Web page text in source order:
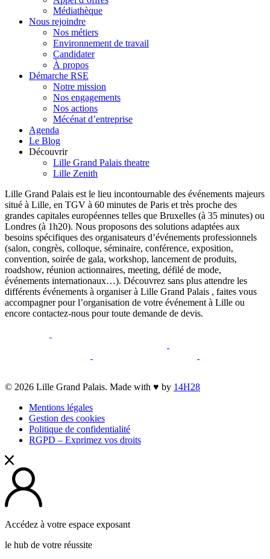
Médiathèque
Nous rejoindre
Nos métiers
Environnement de travail
Candidater
À propos
Démarche RSE
Notre mission
Nos engagements
Nos actions
Mécénat d’entreprise
Agenda
Le Blog
Découvrir
Lille Grand Palais theatre
Lille Zenith
Lille Grand Palais est le lieu incontournable des événements majeurs
situé à Lille, en TGV à 60 minutes de Paris et très proche des
grandes capitales européennes telles que Bruxelles (à 35 minutes) ou
Londres (à 1h20). Nous proposons des solutions adaptées aux
besoins spécifiques des organisateurs d’événements professionnels
(salon, congrès, colloque, séminaire, conférence, exposition,
convention, soirée de gala, workshop, lancement de produits,
roadshow, réunion actionnaires, meeting, défilé de mode,
événements internationaux…). Découvrez sans plus attendre les
différents événements à organiser à Lille Grand Palais , faites vous
accompagner pour l’organisation de votre événement à Lille ou
encore contactez-nous pour toute demande de devis.
window
window
new
© 2026 Lille Grand Palais. Made with ♥ by 14H28opens
Mentions légales
Gestion des cookies
Politique de confidentialité
RGPD – Exprimez vos droits
Accédez à votre espace exposant
le hub de votre réussite